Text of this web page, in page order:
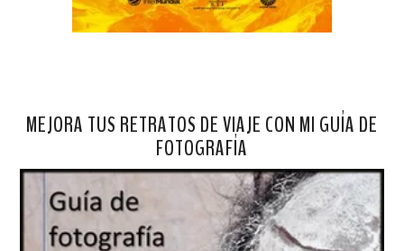
MEJORA TUS RETRATOS DE VIAJE CON MI GUÍA DE
FOTOGRAFÍA